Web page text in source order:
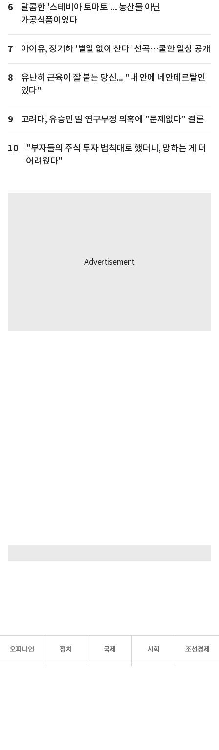
6
달콤한 '스테비아 토마토'... 농산물 아닌
가공식품이었다
7 아이유, 장기하 '별일 없이 산다' 선곡…쿨한 일상 공개
8
유난히 근육이 잘 붙는 당신... "내 안에 네안데르탈인
있다"
9 고려대, 유승민 딸 연구부정 의혹에 "문제없다" 결론
10
"부자들의 주식 투자 법칙대로 했더니, 망하는 게 더
어려웠다"
오피니언 정치 국제 사회 조선경제